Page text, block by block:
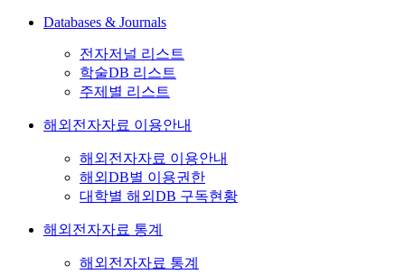
Databases & Journals
전자저널 리스트
학술DB 리스트
주제별 리스트
해외전자자료 이용안내
해외전자자료 이용안내
해외DB별 이용권한
대학별 해외DB 구독현황
해외전자자료 통계
해외전자자료 통계